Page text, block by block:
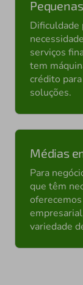
Dificuldade
serviços
tem
crédito
soluções.
Médias
Para
que têm
variedade